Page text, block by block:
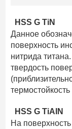
HSS G TiN
Данное
поверхность
нитрида
твердость
термостойкость
HSS G TiAIN
На